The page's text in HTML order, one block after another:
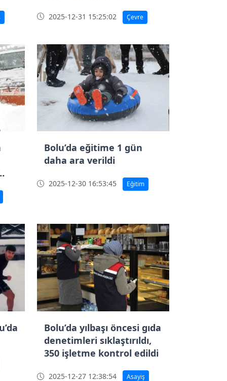
2025-12-31 15:25:02 Çevre
Bolu’da eğitime 1 gün
daha ara verildi
2025-12-30 16:53:45 Eğitim
Bolu’da yılbaşı öncesi gıda
denetimleri sıklaştırıldı,
350 işletme kontrol edildi
2025-12-27 12:38:54 Asayiş